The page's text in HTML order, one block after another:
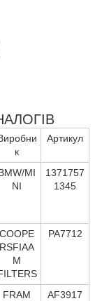
к
Артикул
MI
NI
1371757
1345
COOPE
RSFIAA
M
PA7712
FRAM AF3917